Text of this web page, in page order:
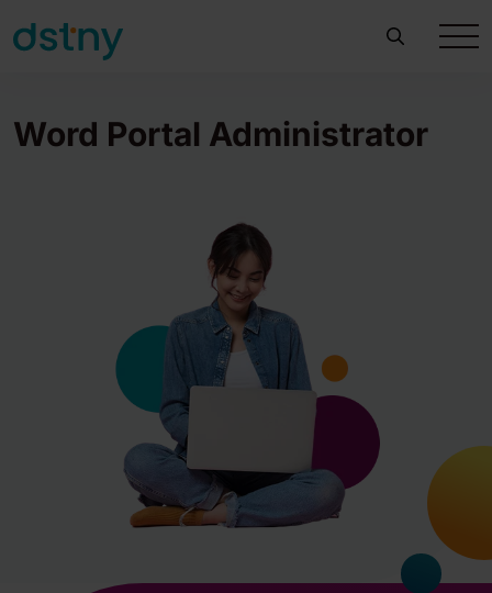
Word Portal Administrator